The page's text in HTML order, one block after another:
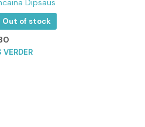
Dipsaus
Out of stock
VERDER